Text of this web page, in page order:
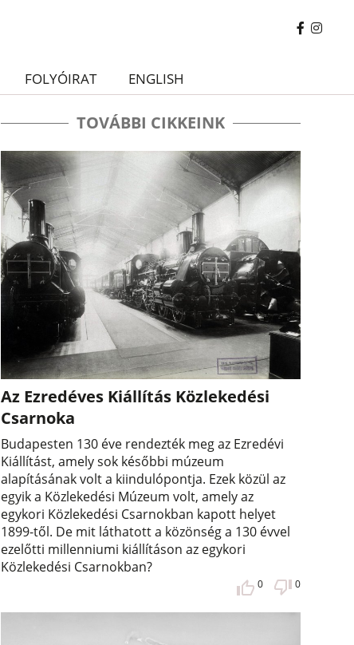
FOLYÓIRAT ENGLISH
TOVÁBBI CIKKEINK
Az Ezredéves Kiállítás Közlekedési
Csarnoka
Budapesten 130 éve rendezték meg az Ezredévi
Kiállítást, amely sok későbbi múzeum
alapításának volt a kiindulópontja. Ezek közül az
egyik a Közlekedési Múzeum volt, amely az
egykori Közlekedési Csarnokban kapott helyet
1899-től. De mit láthatott a közönség a 130 évvel
ezelőtti millenniumi kiállításon az egykori
Közlekedési Csarnokban?
0 0